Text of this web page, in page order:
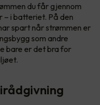
du får gjennom
– i batteriet. På den
spart når strømmen er
som andre
bare er det bra for